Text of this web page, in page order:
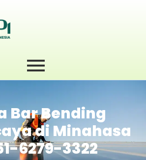
Bar Bending
di Minahasa
6279-3322